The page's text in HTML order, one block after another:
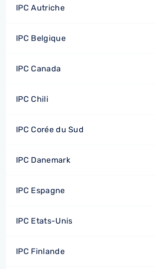
IPC Autriche
IPC Belgique
IPC Canada
IPC Chili
IPC Corée du Sud
IPC Danemark
IPC Espagne
IPC Etats-Unis
IPC Finlande